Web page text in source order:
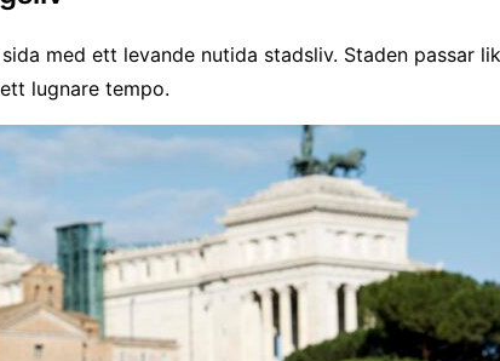
med ett levande nutida stadsliv. Staden passar
lugnare tempo.